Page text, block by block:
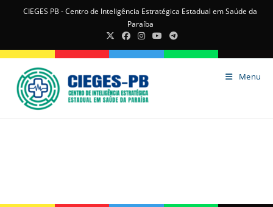
CIEGES PB - Centro de Inteligência Estratégica Estadual em Saúde da
Paraíba
Menu